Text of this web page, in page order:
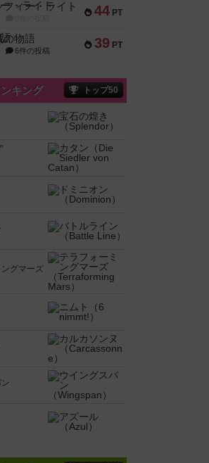
44 PT
ィー・ライト
39 PT
の物語
6件の投稿
キング トップ50
グマーズ